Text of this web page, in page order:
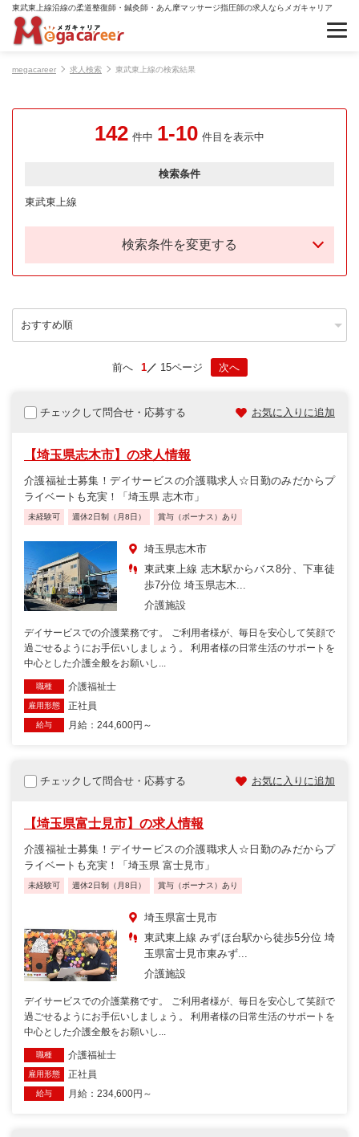
東武東上線沿線の柔道整復師・鍼灸師・あん摩マッサージ指圧師の求人ならメガキャリア
megacareer 求人検索 東武東上線の検索結果
142 件中 1-10 件目を表示中
検索条件
東武東上線
検索条件を変更する
前へ 1 15ページ 次へ
チェックして問合せ・応募する お気に入りに追加
【埼玉県志木市】の求人情報
介護福祉士募集！デイサービスの介護職求人☆日勤のみだからプ
ライベートも充実！「埼玉県 志木市」
未経験可 週休2日制（月8日） 賞与（ボーナス）あり
埼玉県志木市
東武東上線 志木駅からバス8分、下車徒
歩7分位 埼玉県志木...
介護施設
デイサービスでの介護業務です。 ご利用者様が、毎日を安心して笑顔で
過ごせるようにお手伝いしましょう。 利用者様の日常生活のサポートを
中心とした介護全般をお願いし...
職種 介護福祉士
雇用形態 正社員
給与 月給：244,600円～
チェックして問合せ・応募する お気に入りに追加
【埼玉県富士見市】の求人情報
介護福祉士募集！デイサービスの介護職求人☆日勤のみだからプ
ライベートも充実！「埼玉県 富士見市」
未経験可 週休2日制（月8日） 賞与（ボーナス）あり
埼玉県富士見市
東武東上線 みずほ台駅から徒歩5分位 埼
玉県富士見市東みず...
介護施設
デイサービスでの介護業務です。 ご利用者様が、毎日を安心して笑顔で
過ごせるようにお手伝いしましょう。 利用者様の日常生活のサポートを
中心とした介護全般をお願いし...
職種 介護福祉士
雇用形態 正社員
給与 月給：234,600円～